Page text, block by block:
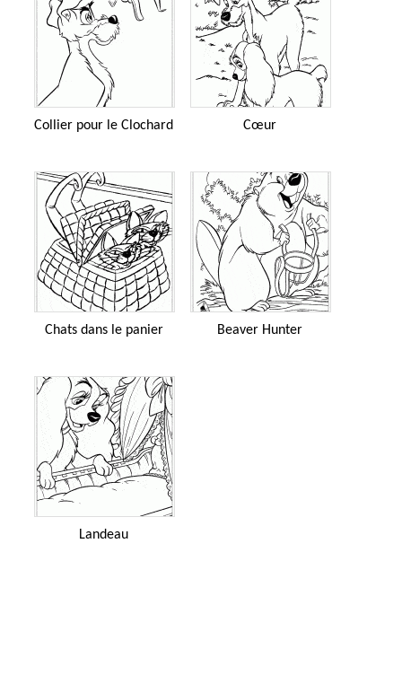
Collier pour le Clochard Cœur
Chats dans le panier Beaver Hunter
Landeau